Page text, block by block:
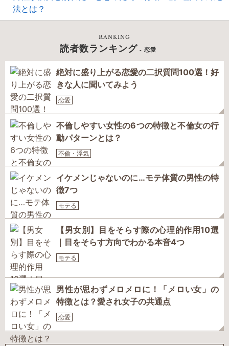
法とは？
RANKING
読者数ランキング - 恋愛
絶対に盛り上がる恋愛の二択質問100選！好
きな人に聞いてみよう
恋愛
不倫しやすい女性の6つの特徴と不倫女の行
動パターンとは？
不倫・浮気
イケメンじゃないのに…モテ体質の男性の特
徴7つ
モテる
【男女別】目をそらす際の心理的作用10選
｜目をそらす方向でわかる本音4つ
モテる
男性が思わずメロメロに！「メロい女」の
特徴とは？愛され女子の共通点
恋愛